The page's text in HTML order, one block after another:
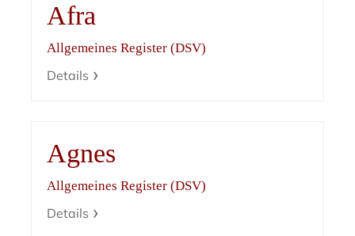
Afra
Allgemeines Register (DSV)
Details
Agnes
Allgemeines Register (DSV)
Details